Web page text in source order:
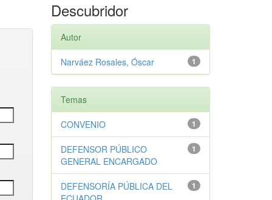
Descubridor
Autor
1
Narváez Rosales, Óscar
Temas
1
CONVENIO
1
DEFENSOR PÚBLICO
GENERAL ENCARGADO
1
DEFENSORÍA PÚBLICA DEL